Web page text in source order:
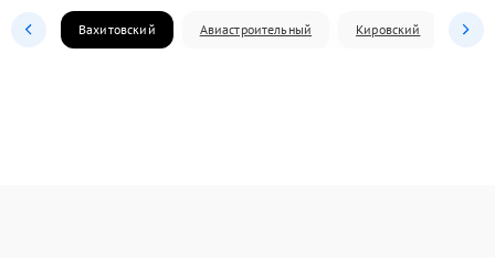
Вахитовский Авиастроительный Кировский